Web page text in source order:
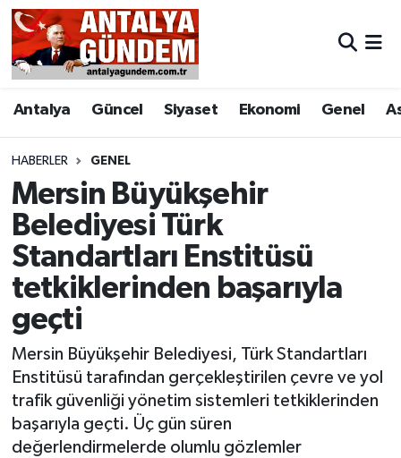
Antalya Güncel Siyaset Ekonomi Genel
HABERLER GENEL
Mersin Büyükşehir
Belediyesi Türk
Standartları Enstitüsü
tetkiklerinden başarıyla
geçti
Mersin Büyükşehir Belediyesi, Türk Standartları
Enstitüsü tarafından gerçekleştirilen çevre ve yol
trafik güvenliği yönetim sistemleri tetkiklerinden
başarıyla geçti. Üç gün süren
değerlendirmelerde olumlu gözlemler
Antalya
Asayiş
Bilim & Teknoloji
Bölge
EĞİTİM
Ekonomi
Görüntülü Haber
Güncel
Antalya Nöbetçi Eczaneler
Antalya Hava Durumu
Antalya Namaz Vakitleri
Antalya Trafik Yoğunluk Haritası
Süper Lig Puan Durumu ve Fikstür
Tüm Manşetler
Haber Arşivi